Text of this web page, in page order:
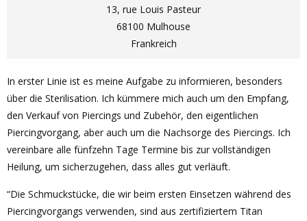
13, rue Louis Pasteur
68100 Mulhouse
Frankreich
In erster Linie ist es meine Aufgabe zu informieren, besonders
über die Sterilisation. Ich kümmere mich auch um den Empfang,
den Verkauf von Piercings und Zubehör, den eigentlichen
Piercingvorgang, aber auch um die Nachsorge des Piercings. Ich
vereinbare alle fünfzehn Tage Termine bis zur vollständigen
Heilung, um sicherzugehen, dass alles gut verläuft.
“Die Schmuckstücke, die wir beim ersten Einsetzen während des
Piercingvorgangs verwenden, sind aus zertifiziertem Titan